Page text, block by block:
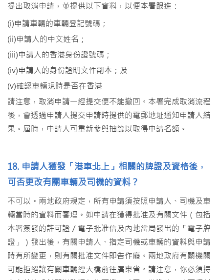
提出取消申請，並提供以下資料，以便本署跟進：
(i)申請車輛的車輛登記號碼；
(ii)申請人的中文姓名；
(iii)申請人的香港身份證號碼；
(iv)申請人的身份證明文件副本；及
(v)確認車輛現時是否在香港
請注意，取消申請一經提交便不能撤回。本署完成取消流程
後，會透過申請人提交申請時提供的電郵地址通知申請人結
果。屆時，申請人可重新參與抽籤以取得申請名額。
18. 申請人獲發「港車北上」相關的牌證及資格後，
可否更改有關車輛及司機的資料？
不可以。兩地政府規定，所有申請須按照申請人、司機及車
輛當時的資料而審理。如申請在獲得批准及有關文件（包括
本署簽發的許可證／電子批准信及內地當局發出的「電子牌
證」）發出後，有關申請人、指定司機或車輛的資料與申請
時有所變更，則有關批准文件即告作廢。兩地政府有關機關
可能拒絕讓有關車輛經大橋前往廣東省。請注意，你必須持